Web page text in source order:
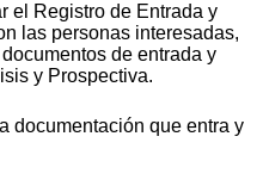
el Registro de Entrada y
las personas interesadas,
de entrada y
y Prospectiva.
documentación que entra y